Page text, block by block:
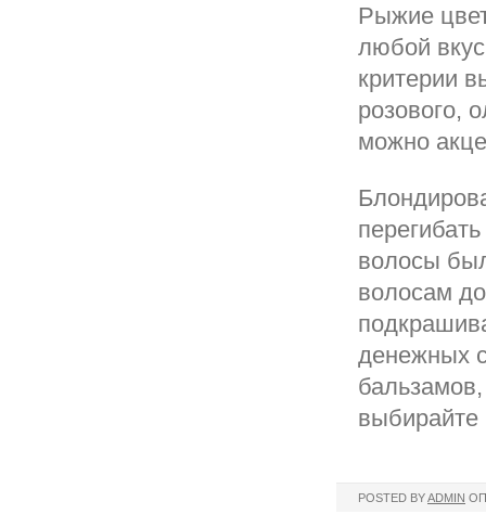
Рыжие
любой
критерии
розового,
можно
волосы
волосам
денежных
выбирайте
POSTED BYADMIN